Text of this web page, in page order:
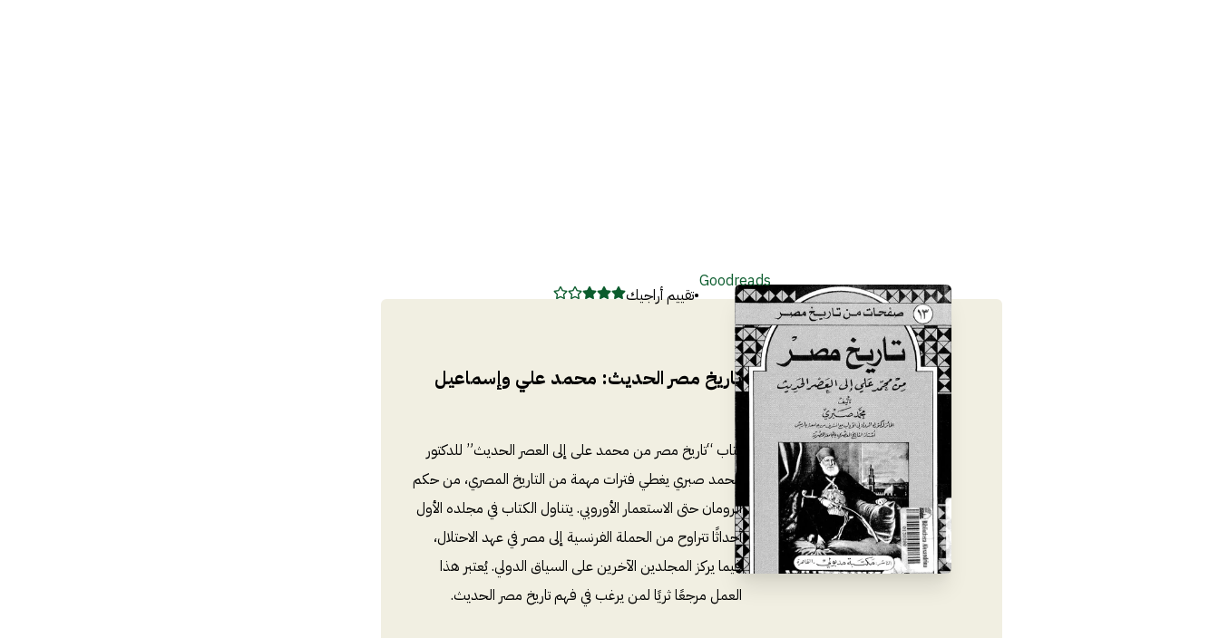
Goodreads
•تقييم أراجيك
تاريخ مصر الحديث: محمد علي وإسماعيل
كتاب “تاريخ مصر من محمد على إلى العصر الحديث” للدكتور
محمد صبري يغطي فترات مهمة من التاريخ المصري، من حكم
الرومان حتى الاستعمار الأوروبي. يتناول الكتاب في مجلده الأول
أحداثًا تتراوح من الحملة الفرنسية إلى مصر في عهد الاحتلال،
فيما يركز المجلدين الآخرين على السياق الدولي. يُعتبر هذا
العمل مرجعًا ثريًا لمن يرغب في فهم تاريخ مصر الحديث.